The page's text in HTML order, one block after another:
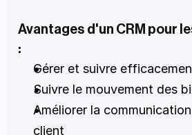
Avantages d'un CRM pour
:
Gérer et suivre
Suivre le mouvement des
Améliorer la
client